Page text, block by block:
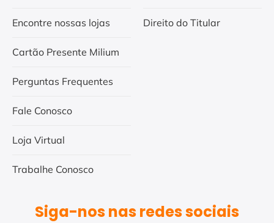
Encontre nossas lojas
Cartão Presente Milium
Perguntas Frequentes
Fale Conosco
Loja Virtual
Trabalhe Conosco
Direito do Titular
Siga-nos nas redes sociais